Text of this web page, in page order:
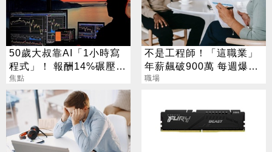
50歲大叔靠AI「1小時寫
程式」！ 報酬14%碾壓標
普 直接辭職去炒股
焦點
不是工程師！「這職業」
年薪飆破900萬 每週爆肝
70小時仍搶破頭
職場